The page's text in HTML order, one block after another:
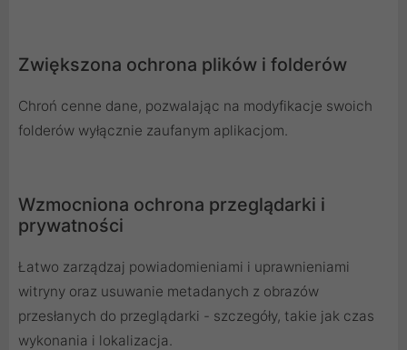
Zwiększona ochrona plików i folderów
Chroń cenne dane, pozwalając na modyfikacje swoich
folderów wyłącznie zaufanym aplikacjom.
Wzmocniona ochrona przeglądarki i
prywatności
Łatwo zarządzaj powiadomieniami i uprawnieniami
witryny oraz usuwanie metadanych z obrazów
przesłanych do przeglądarki - szczegóły, takie jak czas
wykonania i lokalizacja.